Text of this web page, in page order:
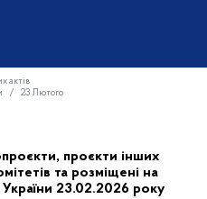
актів
23 Лютого
проєкти інших
та розміщені на
України 23.02.2026 року